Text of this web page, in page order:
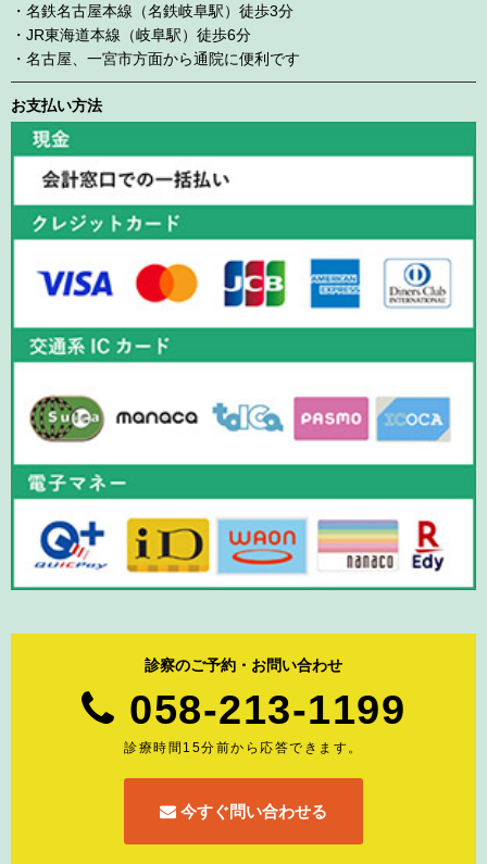
・名鉄名古屋本線（名鉄岐阜駅）徒歩3分
・JR東海道本線（岐阜駅）徒歩6分
・名古屋、一宮市方面から通院に便利です
お支払い方法
診察のご予約・お問い合わせ
058-213-1199
診療時間15分前から応答できます。
今すぐ問い合わせる